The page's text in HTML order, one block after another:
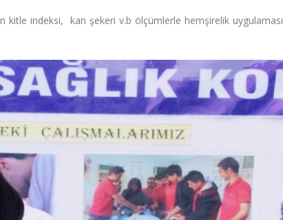
kitle indeksi, kan şekeri v.b ölçümlerle hemşirelik uygulaması